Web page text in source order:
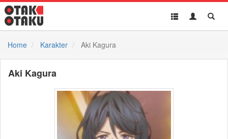
Toggle
Toggle
Home
Karakter Aki Kagura
Aki Kagura